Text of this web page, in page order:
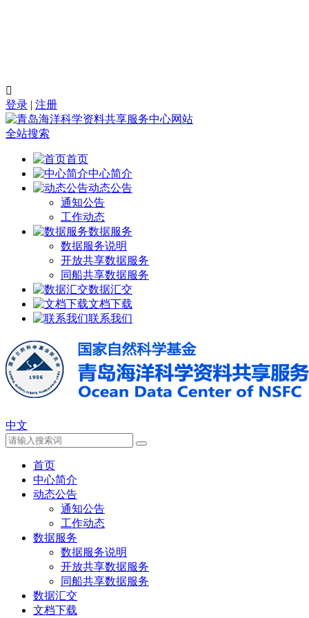

登录 | 注册
全站搜索
首页
中心简介
动态公告
通知公告
工作动态
数据服务
数据服务说明
开放共享数据服务
同船共享数据服务
数据汇交
文档下载
联系我们
中文
首页
中心简介
动态公告
通知公告
工作动态
数据服务
数据服务说明
开放共享数据服务
同船共享数据服务
数据汇交
文档下载